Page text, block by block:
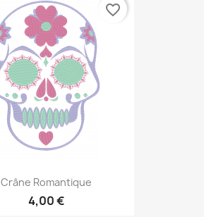
Crâne Romantique
4,00 €
favorite_border